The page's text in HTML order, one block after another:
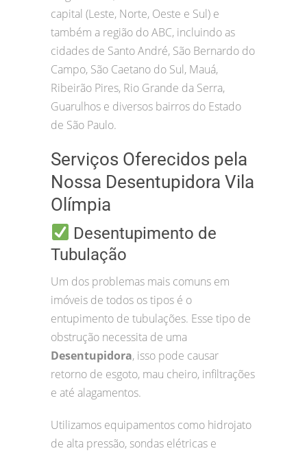
capital (Leste, Norte, Oeste e Sul) e
também a região do ABC, incluindo as
cidades de Santo André, São Bernardo do
Campo, São Caetano do Sul, Mauá,
Ribeirão Pires, Rio Grande da Serra,
Guarulhos e diversos bairros do Estado
de São Paulo.
Serviços Oferecidos pela
Nossa Desentupidora Vila
Olímpia
Desentupimento de
Tubulação
Um dos problemas mais comuns em
imóveis de todos os tipos é o
entupimento de tubulações. Esse tipo de
obstrução necessita de uma
Desentupidora, isso pode causar
retorno de esgoto, mau cheiro, infiltrações
e até alagamentos.
Utilizamos equipamentos como hidrojato
de alta pressão, sondas elétricas e